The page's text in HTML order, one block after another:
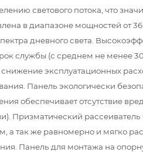
светового потока, что
в диапазоне мощностей от
дневного света.
службы (с среднем не менее
эксплуатационных
Панель экологически
обеспечивает отсутствие
Призматический
а так же равномерно и мягко
Панель для монтажа на